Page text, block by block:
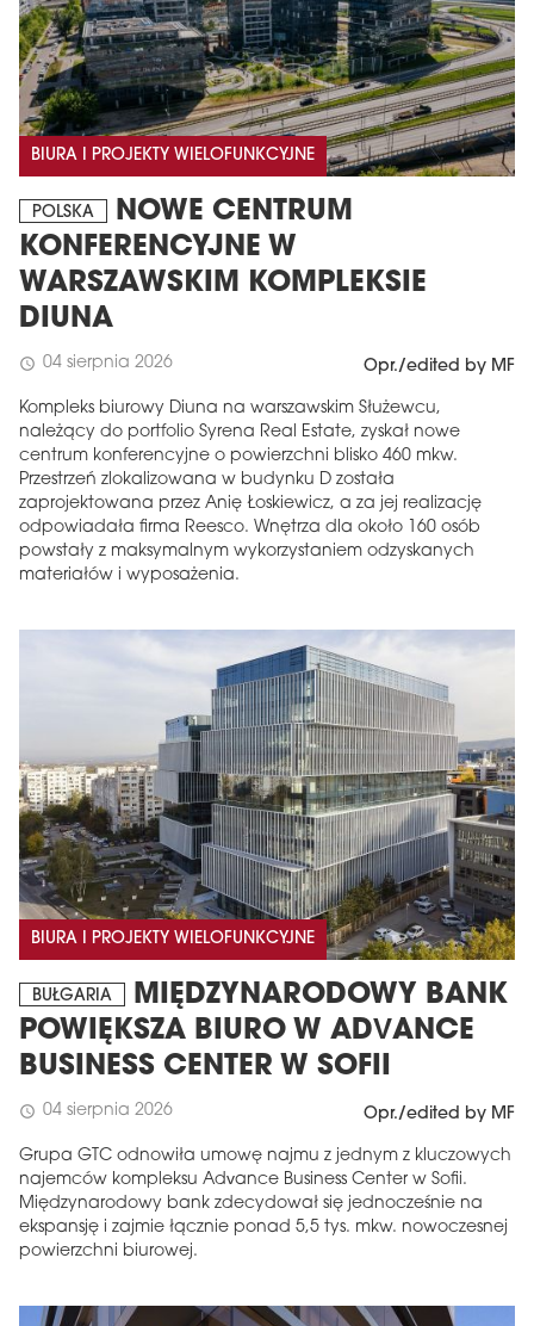
BIURA I PROJEKTY WIELOFUNKCYJNE
POLSKA
NOWE CENTRUM
KONFERENCYJNE W
WARSZAWSKIM KOMPLEKSIE
DIUNA
schedule 04 sierpnia 2026 Opr./edited by MF
Kompleks biurowy Diuna na warszawskim Służewcu,
należący do portfolio Syrena Real Estate, zyskał nowe
centrum konferencyjne o powierzchni blisko 460 mkw.
Przestrzeń zlokalizowana w budynku D została
zaprojektowana przez Anię Łoskiewicz, a za jej realizację
odpowiadała firma Reesco. Wnętrza dla około 160 osób
powstały z maksymalnym wykorzystaniem odzyskanych
materiałów i wyposażenia.
BIURA I PROJEKTY WIELOFUNKCYJNE
BUŁGARIA
MIĘDZYNARODOWY BANK
POWIĘKSZA BIURO W ADVANCE
BUSINESS CENTER W SOFII
schedule 04 sierpnia 2026 Opr./edited by MF
Grupa GTC odnowiła umowę najmu z jednym z kluczowych
najemców kompleksu Advance Business Center w Sofii.
Międzynarodowy bank zdecydował się jednocześnie na
ekspansję i zajmie łącznie ponad 5,5 tys. mkw. nowoczesnej
powierzchni biurowej.